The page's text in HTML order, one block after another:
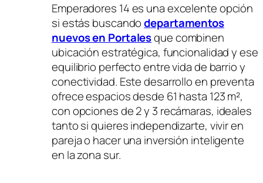
Emperadores 14 es una excelente opción
si estás buscandodepartamentos
nuevos en Portalesque combinen
ubicación estratégica, funcionalidad y ese
equilibrio perfecto entre vida de barrio y
conectividad. Este desarrollo en preventa
ofrece espacios desde 61 hasta 123 m²,
con opciones de 2 y 3 recámaras, ideales
tanto si quieres independizarte, vivir en
pareja o hacer una inversión inteligente
en la zona sur.